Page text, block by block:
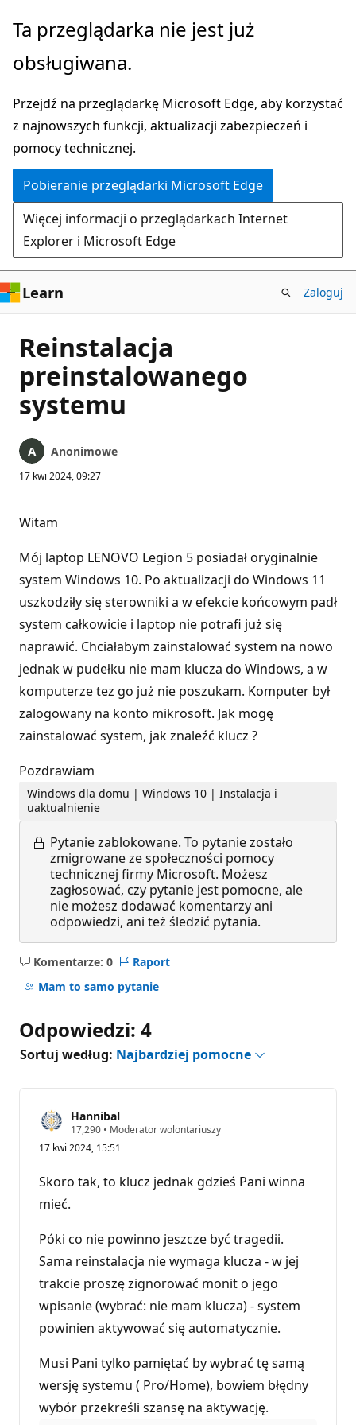
Przejdź
głównej
Ta przeglądarka nie jest już
obsługiwana.
Przejdź na przeglądarkę Microsoft Edge, aby korzystać
z najnowszych funkcji, aktualizacji zabezpieczeń i
pomocy technicznej.
Pobieranie przeglądarki Microsoft Edge
Więcej informacji o przeglądarkach Internet
Explorer i Microsoft Edge
Learn Zaloguj
Reinstalacja
preinstalowanego
systemu
Anonimowe
17 kwi 2024, 09:27
Witam
Mój laptop LENOVO Legion 5 posiadał oryginalnie
system Windows 10. Po aktualizacji do Windows 11
uszkodziły się sterowniki a w efekcie końcowym padł
system całkowicie i laptop nie potrafi już się
naprawić. Chciałabym zainstalować system na nowo
jednak w pudełku nie mam klucza do Windows, a w
komputerze tez go już nie poszukam. Komputer był
zalogowany na konto mikrosoft. Jak mogę
zainstalować system, jak znaleźć klucz ?
Pozdrawiam
Windows dla domu | Windows 10 | Instalacja i
uaktualnienie
Pytanie zablokowane. To pytanie zostało
zmigrowane ze społeczności pomocy
technicznej firmy Microsoft. Możesz
zagłosować, czy pytanie jest pomocne, ale
nie możesz dodawać komentarzy ani
odpowiedzi, ani też śledzić pytania.
Komentarze: 0
Brak
komentarzy
Raport
Mam to samo pytanie
Odpowiedzi: 4
Sortuj według: Najbardziej pomocne
Hannibal
17,290 P
n
t
y
u
t
a
j
• Moderator wolontariuszy
17 kwi 2024, 15:51
Skoro tak, to klucz jednak gdzieś Pani winna
mieć.
Póki co nie powinno jeszcze być tragedii.
Sama reinstalacja nie wymaga klucza - w jej
trakcie proszę zignorować monit o jego
wpisanie (wybrać: nie mam klucza) - system
powinien aktywować się automatycznie.
Musi Pani tylko pamiętać by wybrać tę samą
wersję systemu ( Pro/Home), bowiem błędny
wybór przekreśli szansę na aktywację.